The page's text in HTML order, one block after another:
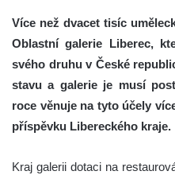
Více než dvacet tisíc
Oblastní galerie Liberec,
svého druhu v České
stavu a galerie je musí
roce věnuje na tyto účely
příspěvku Libereckého kraje.
Kraj galerii dotaci na